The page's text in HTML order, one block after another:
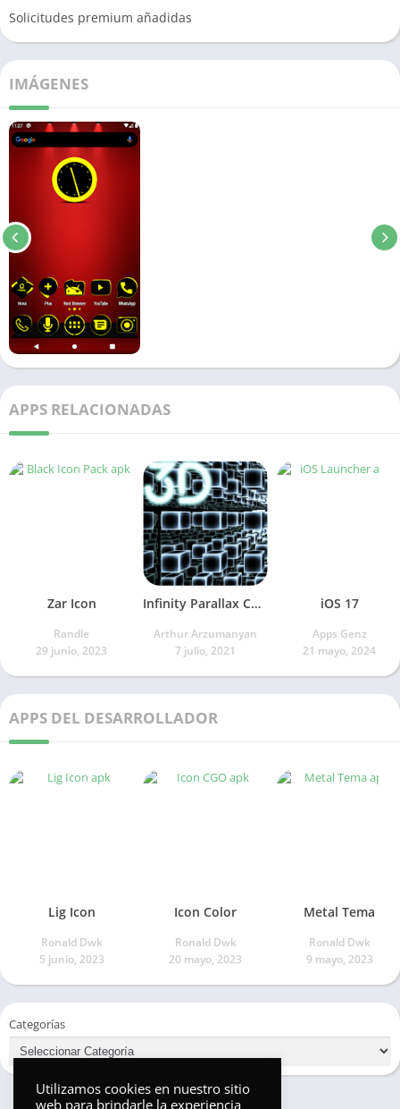
Solicitudes premium añadidas
IMÁGENES
APPS RELACIONADAS
Zar Icon
Randle
29 junio, 2023
Infinity Parallax Cubes
Arthur Arzumanyan
7 julio, 2021
iOS 17
Apps Genz
21 mayo, 2024
APPS DEL DESARROLLADOR
Lig Icon
Ronald Dwk
5 junio, 2023
Icon Color
Ronald Dwk
20 mayo, 2023
Metal Tema
Ronald Dwk
9 mayo, 2023
Categorías
Utilizamos cookies en nuestro sitio
web para brindarle la experiencia